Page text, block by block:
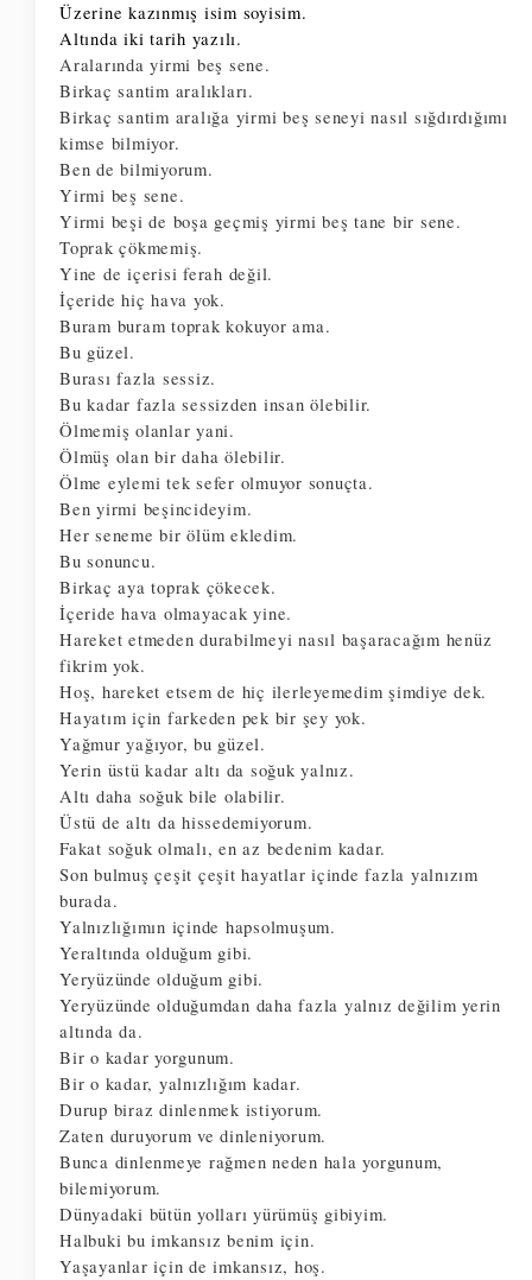
Üzerine kazınmış isim soyisim.
Altında iki tarih yazılı.
Aralarında yirmi beş sene.
Birkaç santim aralıkları.
Birkaç santim aralığa yirmi beş seneyi nasıl sığdırdığımı
kimse bilmiyor.
Ben de bilmiyorum.
Yirmi beş sene.
Yirmi beşi de boşa geçmiş yirmi beş tane bir sene.
Toprak çökmemiş.
Yine de içerisi ferah değil.
İçeride hiç hava yok.
Buram buram toprak kokuyor ama.
Bu güzel.
Burası fazla sessiz.
Bu kadar fazla sessizden insan ölebilir.
Ölmemiş olanlar yani.
Ölmüş olan bir daha ölebilir.
Ölme eylemi tek sefer olmuyor sonuçta.
Ben yirmi beşincideyim.
Her seneme bir ölüm ekledim.
Bu sonuncu.
Birkaç aya toprak çökecek.
İçeride hava olmayacak yine.
Hareket etmeden durabilmeyi nasıl başaracağım henüz
fikrim yok.
Hoş, hareket etsem de hiç ilerleyemedim şimdiye dek.
Hayatım için farkeden pek bir şey yok.
Yağmur yağıyor, bu güzel.
Yerin üstü kadar altı da soğuk yalnız.
Altı daha soğuk bile olabilir.
Üstü de altı da hissedemiyorum.
Fakat soğuk olmalı, en az bedenim kadar.
Son bulmuş çeşit çeşit hayatlar içinde fazla yalnızım
burada.
Yalnızlığımın içinde hapsolmuşum.
Yeraltında olduğum gibi.
Yeryüzünde olduğum gibi.
Yeryüzünde olduğumdan daha fazla yalnız değilim yerin
altında da.
Bir o kadar yorgunum.
Bir o kadar, yalnızlığım kadar.
Durup biraz dinlenmek istiyorum.
Zaten duruyorum ve dinleniyorum.
Bunca dinlenmeye rağmen neden hala yorgunum,
bilemiyorum.
Dünyadaki bütün yolları yürümüş gibiyim.
Halbuki bu imkansız benim için.
Yaşayanlar için de imkansız, hoş.